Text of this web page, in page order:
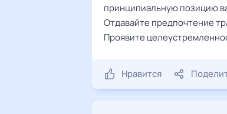
принципиальную позицию
Отдавайте предпочтение
Проявите
Нравится